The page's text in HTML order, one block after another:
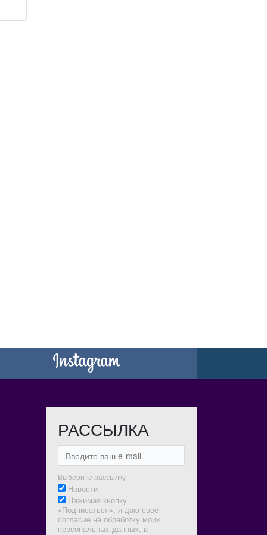
РАССЫЛКА
Выберите рассылку
Новости
Нажимая кнопку
«Подписаться», я даю свое
согласие на обработку моих
персональных данных, в